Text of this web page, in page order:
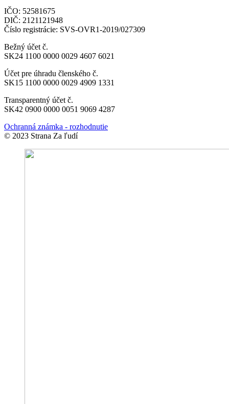
IČO: 52581675
DIČ: 2121121948
Číslo registrácie: SVS-OVR1-2019/027309
Bežný účet č.
SK24 1100 0000 0029 4607 6021
Účet pre úhradu členského č.
SK15 1100 0000 0029 4909 1331
Transparentný účet č.
SK42 0900 0000 0051 9069 4287
Ochranná známka - rozhodnutie
© 2023 Strana Za ľudí